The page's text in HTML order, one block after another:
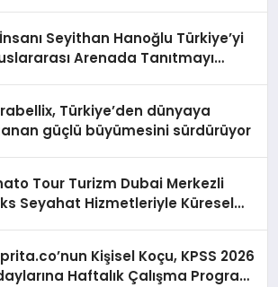
Seyithan Hanoğlu Türkiye’yi
Arenada Tanıtmayı
Türkiye’den dünyaya
güçlü büyümesini sürdürüyor
Tour Turizm Dubai Merkezli
Seyahat Hizmetleriyle Küresel
Kişisel Koçu, KPSS 2026
Haftalık Çalışma Programı